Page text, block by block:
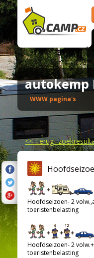
autokemp
WWW pagina's
<<Terug-
Hoofdseizoen- 2
toeristenbelasting
Hoofdseizoen- 2
toeristenbelasting